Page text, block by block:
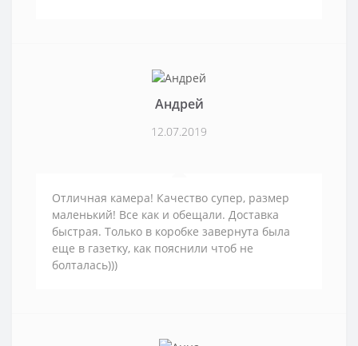
Андрей
12.07.2019
Отличная камера! Качество супер, размер
маленький! Все как и обещали. Доставка
быстрая. Только в коробке завернута была
еще в газетку, как пояснили чтоб не
болталась)))